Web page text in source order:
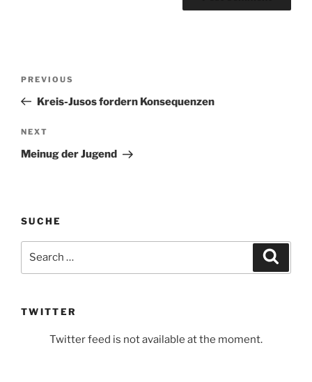
Previous
Post
PREVIOUS
Kreis-Jusos fordern Konsequenzen
Next
Post
NEXT
Meinug der Jugend
SUCHE
TWITTER
Twitter feed is not available at the moment.